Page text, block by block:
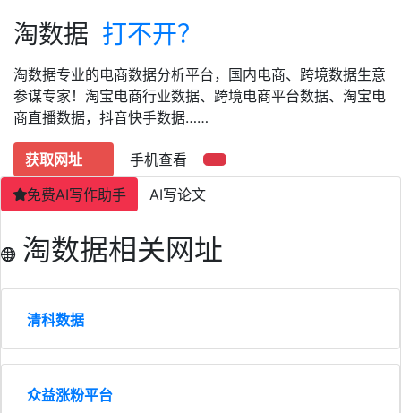
淘数据 打不开？
淘数据专业的电商数据分析平台，国内电商、跨境数据生意
参谋专家！淘宝电商行业数据、跨境电商平台数据、淘宝电
商直播数据，抖音快手数据……
获取网址
手机查看
免费AI写作助手
AI写论文
淘数据相关网址
清科数据
众益涨粉平台